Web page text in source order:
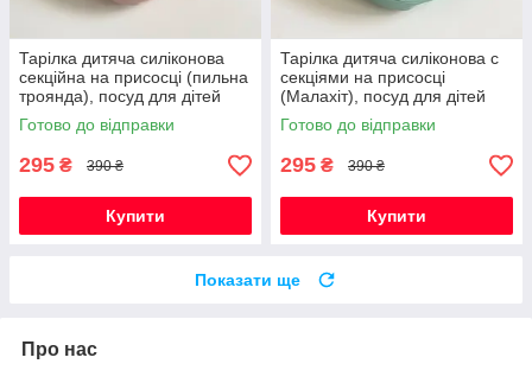
Тарілка дитяча силіконова
секційна на присосці (пильна
троянда), посуд для дітей
силіконовий
Готово до відправки
295 ₴ 390 ₴
Купити
Тарілка дитяча силіконова с
секціями на присосці
(Малахіт), посуд для дітей
силіконовий
Готово до відправки
295 ₴ 390 ₴
Купити
Показати ще
Про нас